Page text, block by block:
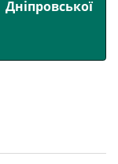
Дніпровської